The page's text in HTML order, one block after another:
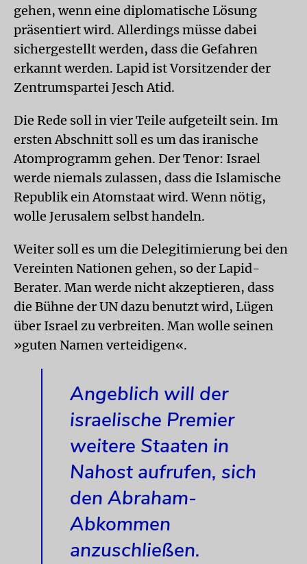
gehen, wenn eine diplomatische Lösung
präsentiert wird. Allerdings müsse dabei
sichergestellt werden, dass die Gefahren
erkannt werden. Lapid ist Vorsitzender der
Zentrumspartei Jesch Atid.
Die Rede soll in vier Teile aufgeteilt sein. Im
ersten Abschnitt soll es um das iranische
Atomprogramm gehen. Der Tenor: Israel
werde niemals zulassen, dass die Islamische
Republik ein Atomstaat wird. Wenn nötig,
wolle Jerusalem selbst handeln.
Weiter soll es um die Delegitimierung bei den
Vereinten Nationen gehen, so der Lapid-
Berater. Man werde nicht akzeptieren, dass
die Bühne der UN dazu benutzt wird, Lügen
über Israel zu verbreiten. Man wolle seinen
»guten Namen verteidigen«.
Angeblich will der
israelische Premier
weitere Staaten in
Nahost aufrufen, sich
den Abraham-
Abkommen
anzuschließen.